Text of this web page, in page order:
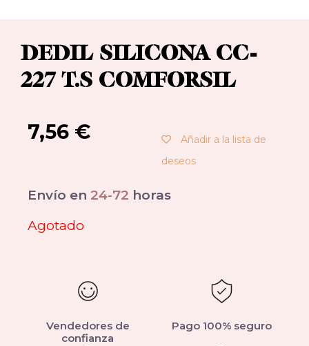
DEDIL SILICONA CC-
227 T.S COMFORSIL
7,56 €
Añadir a la lista de
deseos
Envío en 24-72 horas
Agotado
Vendedores de
confianza
Pago 100% seguro